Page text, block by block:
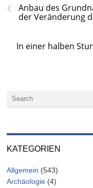
‹
Anbau des
der Veränderung
In einer halben
KATEGORIEN
Allgemein (543)
Archäologie (4)